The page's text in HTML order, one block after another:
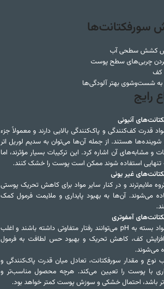
سورفکتانت‌ها
کشش سطحی آب
چربی‌های سطح پوست
کف
شست‌وشوی بهتر آلودگی‌ها
رایج
آنیونی
قدرت کف‌کنندگی و پاک‌کنندگی بالایی دارند و معمولاً جزء
هستند. از جمله آن‌ها می‌توان به سدیم لوریل اتر
و مشابه‌های آن اشاره کرد. این ترکیبات بسیار مؤثرند، اما
تنهایی استفاده شوند ممکن است پوست را خشک کنند.
غیر یونی
ملایم‌ترند و در کنار سایر مواد برای کاهش تحریک پوستی
می‌شوند. آن‌ها به بهبود پایداری و ملایمت فرمول کمک
آمفوتری
این مواد بسته به pH می‌توانند رفتار متفاوتی داشته باشند و اغلب
افزایش کف، کاهش تحریک و بهبود حس لطافت به فرمول
می‌شوند.
نوع و مقدار سورفکتانت، تعادل میان قدرت پاک‌کنندگی و
با پوست را تعیین می‌کند. هرچه محصول مناسب‌تر و
باشد، احتمال خشکی و سوزش پوست کمتر خواهد بود.